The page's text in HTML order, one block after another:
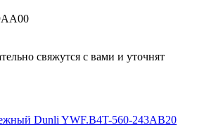
свяжутся с вами и уточнят